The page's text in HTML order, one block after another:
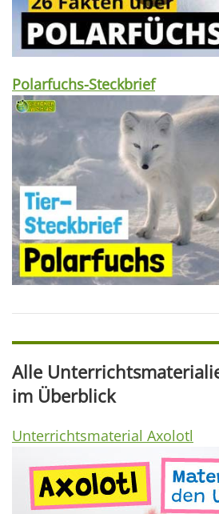
Polarfuchs-Steckbrief
Alle
im Überblick
Unterrichtsmaterial Axolotl